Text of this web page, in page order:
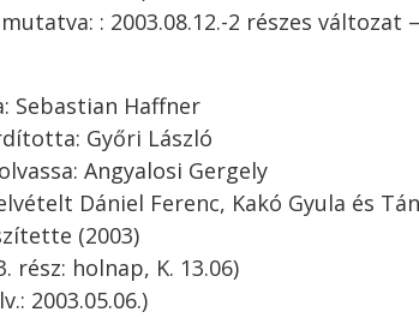
: 2003.08.12.-2 részes változat
Sebastian Haffner
Győri László
Angyalosi Gergely
Dániel Ferenc, Kakó Gyula és
(2003)
rész: holnap, K. 13.06)
2003.05.06.)